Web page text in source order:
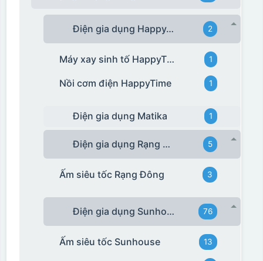
Điện gia dụng HappyTime 2
Máy xay sinh tố HappyTime 1
Nồi cơm điện HappyTime 1
Điện gia dụng Matika 1
Điện gia dụng Rạng Đông 5
Ấm siêu tốc Rạng Đông 3
Điện gia dụng Sunhouse 76
Ấm siêu tốc Sunhouse 13